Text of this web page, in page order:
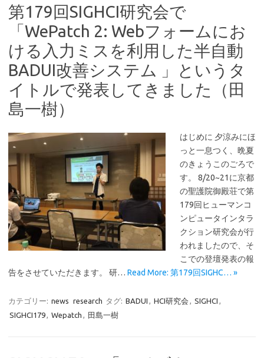
第179回SIGHCI研究会で
「WePatch 2: Webフォームにお
ける入力ミスを利用した半自動
BADUI改善システム 」というタ
イトルで発表してきました（田
島一樹）
はじめに 夕涼みにほ
っと一息つく、晩夏
のきょうこのごろで
す。 8/20~21に京都
の聖護院御殿荘で第
179回ヒューマンコ
ンピュータインタラ
クション研究会が行
われましたので、そ
こでの登壇発表の報
告をさせていただきます。 研… Read More: 第179回SIGHC… »
カテゴリー: news research タグ: BADUI , HCI研究会 , SIGHCI ,
SIGHCI179, Wepatch , 田島一樹